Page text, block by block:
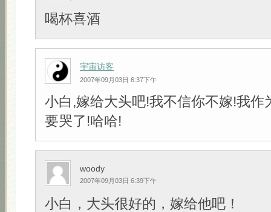
喝杯喜酒
宇宙访客
2007年09月03日 6:37下午
小白,嫁给大头吧!我不信你不嫁!我作
要哭了!哈哈!
woody
2007年09月03日 6:39下午
小白，大头很好的，嫁给他吧！